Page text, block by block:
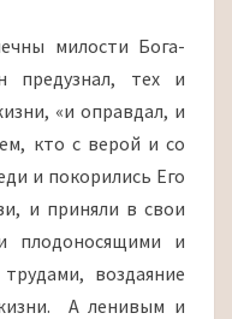
милости Бога-
предузнал, тех и
«и оправдал, и
кто с верой и со
и покорились Его
и приняли в свои
плодоносящими и
воздаяние
А ленивым и